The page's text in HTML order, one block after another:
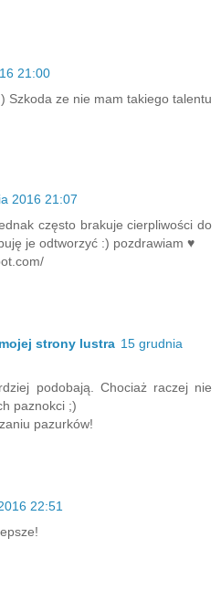
21:00
Szkoda ze nie mam takiego talentu
2016 21:07
często brakuje cierpliwości do
je odtworzyć :) pozdrawiam ♥
strony lustra 15 grudnia
podobają. Chociaż raczej nie
paznokci ;)
pazurków!
22:51